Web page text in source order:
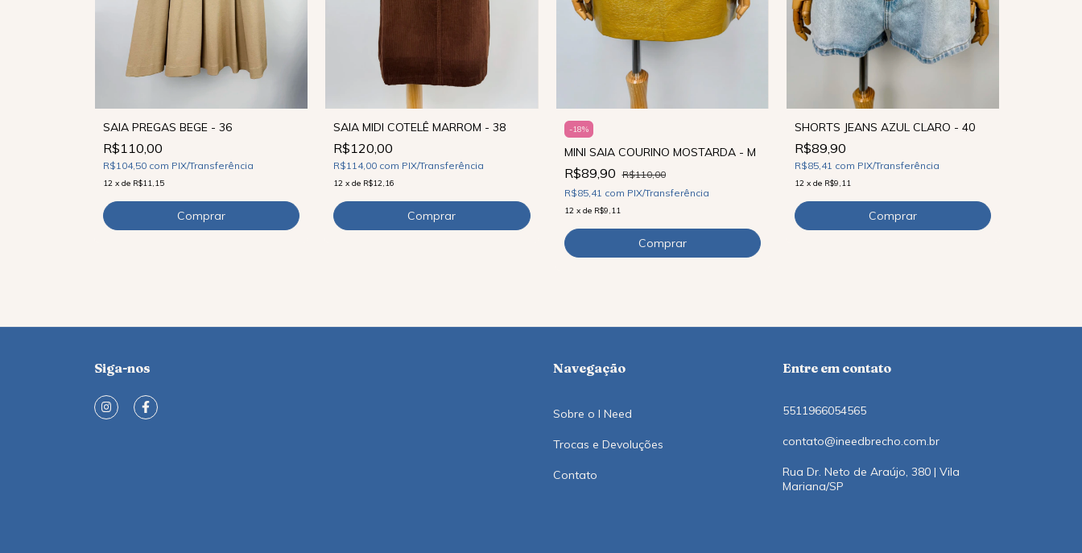
SAIA PREGAS BEGE - 36
R$110,00
R$104,50 com PIX/Transferência
12 x de R$11,15
SAIA MIDI COTELÊ MARROM - 38
R$120,00
R$114,00 com PIX/Transferência
12 xde R$12,16
-18%
MINI SAIA COURINO MOSTARDA - M
R$89,90 R$110,00
R$85,41 com PIX/Transferência
12 x de R$9,11
SHORTS JEANS AZUL CLARO - 40
R$89,90
R$85,41 com PIX/Transferência
12 x de R$9,11
Siga-nos Navegação
Sobre o I Need
Trocas e Devoluções
Contato
Entre em contato
5511966054565
contato@ineedbrecho.com.br
Rua Dr. Neto de Araújo, 380 | Vila
Mariana/SP